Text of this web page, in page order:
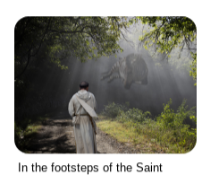
In the footsteps of the Saint